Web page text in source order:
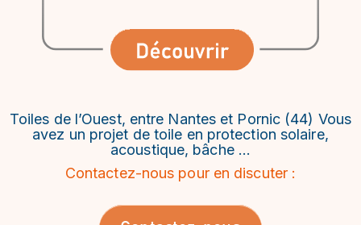
Toiles de l’Ouest, entre Nantes et Pornic (44) Vous
avez un projet de toile en protection solaire,
acoustique, bâche …
Contactez-nous pour en discuter :